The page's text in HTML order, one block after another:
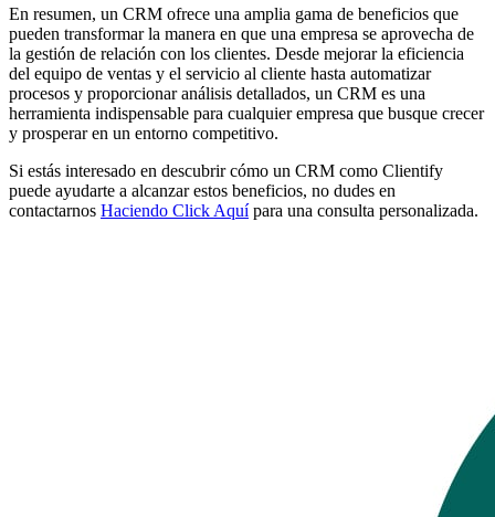
En resumen, un CRM ofrece una amplia gama de beneficios que
pueden transformar la manera en que una empresa se aprovecha de
la gestión de relación con los clientes. Desde mejorar la eficiencia
del equipo de ventas y el servicio al cliente hasta automatizar
procesos y proporcionar análisis detallados, un CRM es una
herramienta indispensable para cualquier empresa que busque crecer
y prosperar en un entorno competitivo.
Si estás interesado en descubrir cómo un CRM como Clientify
puede ayudarte a alcanzar estos beneficios, no dudes en
contactarnos Haciendo Click Aquípara una consulta personalizada.